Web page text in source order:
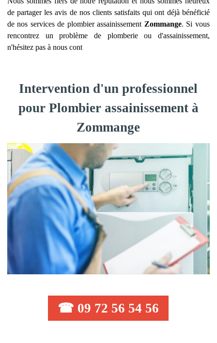
de partager les avis de nos clients satisfaits qui ont déjà bénéficié
de nos services de plombier assainissement Zommange. Si vous
rencontrez un problème de plomberie ou d'assainissement,
n'hésitez pas à nous cont
Intervention d'un professionnel
pour Plombier assainissement à
Zommange
☎ 09 72 56 54 56